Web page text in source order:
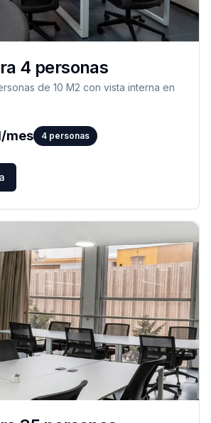
4 personas
de 10 M2 con vista interna en
mes 4 personas